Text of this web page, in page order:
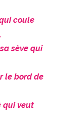
coule
sève qui
le bord de
qui veut